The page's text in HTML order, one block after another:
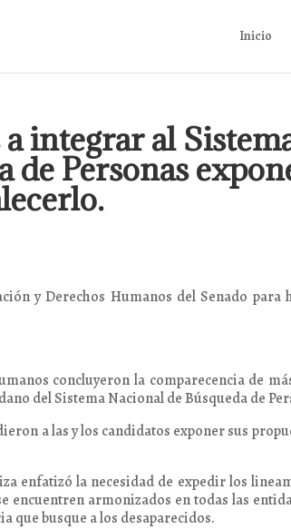
Inicio
integrar al
de Personas
y Derechos Humanos del Senado para
concluyeron la comparecencia de
del Sistema Nacional de Búsqueda de
a las y los candidatos exponer sus
enfatizó la necesidad de expedir los
encuentren armonizados en todas las
que busque a los desaparecidos.